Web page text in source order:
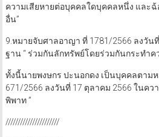
ความเสียหายต่อบุคคลใดบุคคลหนึ่ง และ
อื่น”
9.หมายจับศาลอาญา ที่ 1781/2566 ลงวัน
ฐาน “ ร่วมกันลักทรัพย์โดยร่วมกันกระทำ
ทั้งนี้นายพงษกร ปะนอกดง เป็นบุคคลตาม
671/2566 ลงวันที่ 17 ตุลาคม 2566 ในคว
พิพาท ”
//////////////////////